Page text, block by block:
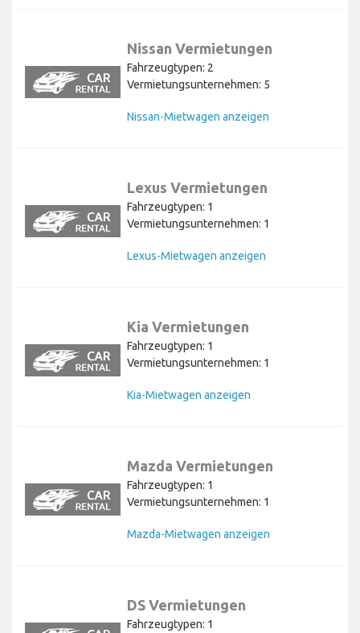
Nissan Vermietungen
Fahrzeugtypen: 2
Vermietungsunternehmen: 5
Nissan-Mietwagen anzeigen
Lexus Vermietungen
Fahrzeugtypen: 1
Vermietungsunternehmen: 1
Lexus-Mietwagen anzeigen
Kia Vermietungen
Fahrzeugtypen: 1
Vermietungsunternehmen: 1
Kia-Mietwagen anzeigen
Mazda Vermietungen
Fahrzeugtypen: 1
Vermietungsunternehmen: 1
Mazda-Mietwagen anzeigen
DS Vermietungen
Fahrzeugtypen: 1